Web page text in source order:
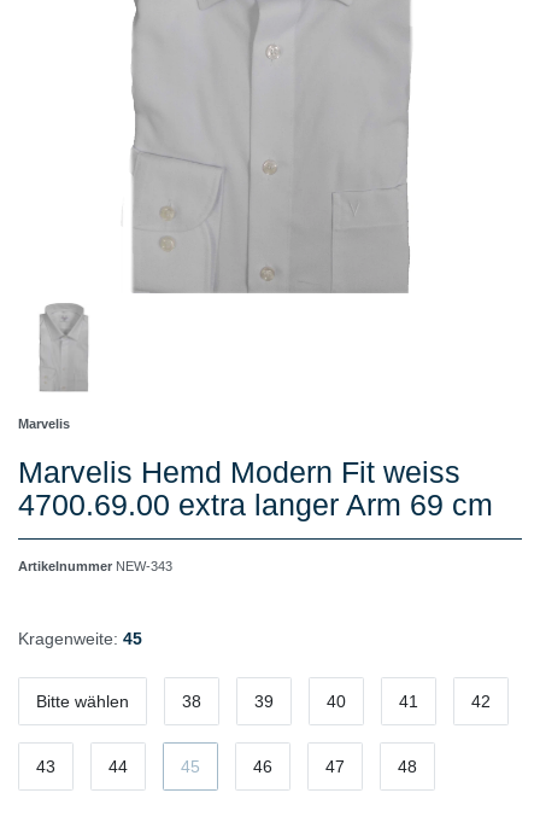
Marvelis
Marvelis Hemd Modern Fit weiss
4700.69.00 extra langer Arm 69 cm
Artikelnummer NEW-343
Kragenweite: 45
Bitte wählen 38 39 40 41 42
43 44 45 46 47 48